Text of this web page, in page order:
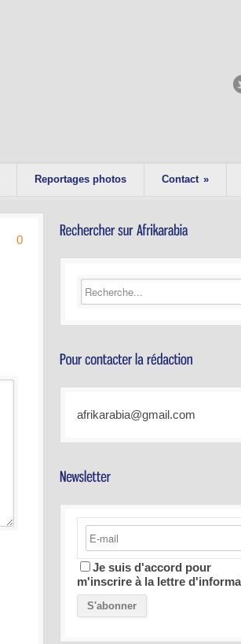
Reportages photos Contact »
0
afrikarabia@gmail.com
Je suis d'accord pour
m'inscrire à la lettre